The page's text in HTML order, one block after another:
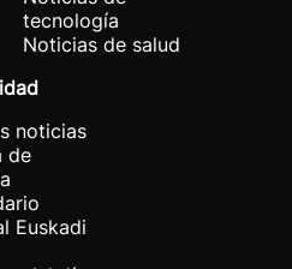
tecnología
Noticias de salud
noticias
de
Euskadi